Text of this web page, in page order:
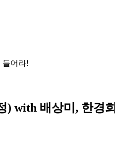
들어라!
with 배상미, 한경